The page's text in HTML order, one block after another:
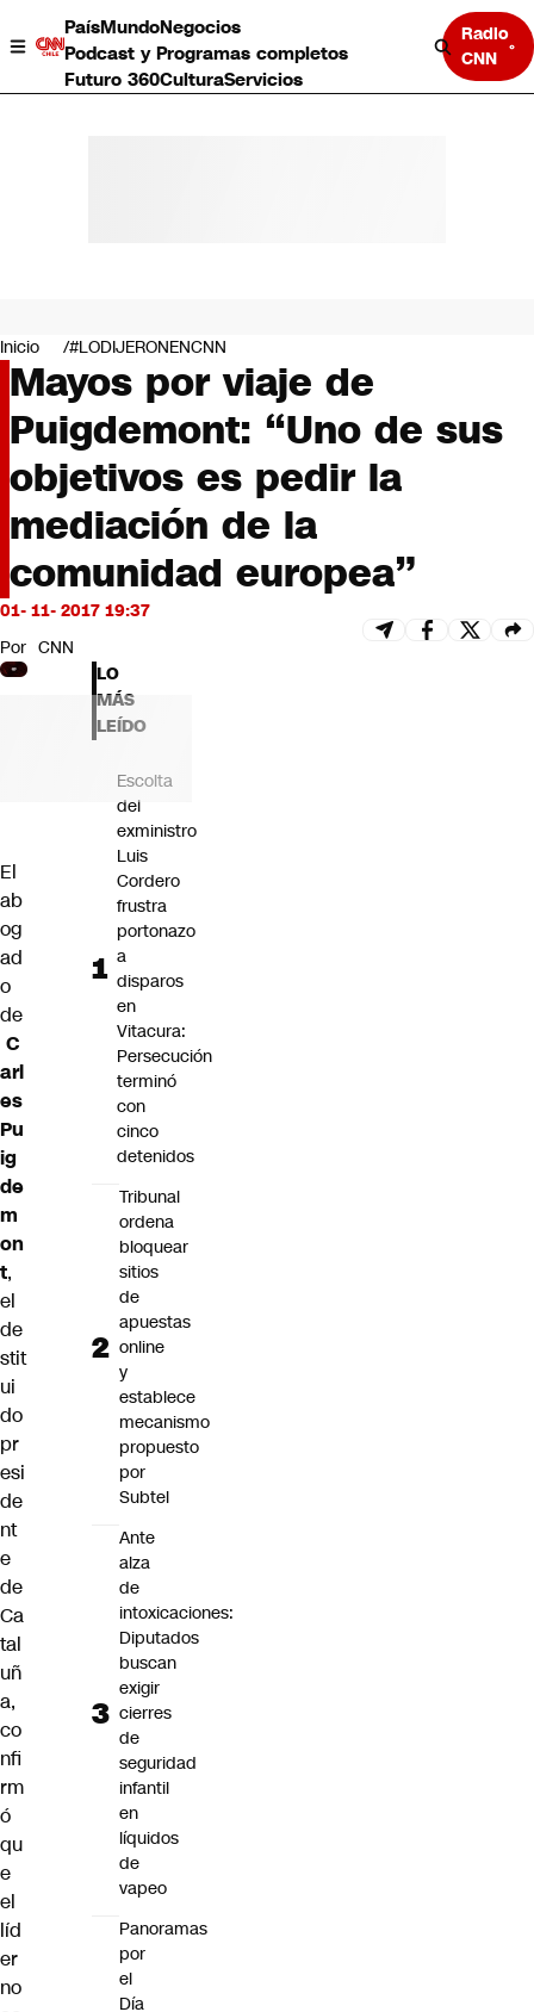
PaísMundoNegocios
Podcast y Programas completos
Futuro 360CulturaServicios
Radio
CNN
Negocios
Deportes
Programas completos
Cultura
Servicios
Bits
CNN Data
CNN tiempo
Opinión
Inicio #LODIJERONENCNN
Mayos por viaje de
Puigdemont: “Uno de sus
objetivos es pedir la
mediación de la
comunidad europea”
01- 11- 2017 19:37
Por CNN
El
ab
og
ad
o
de
C
arl
es
Pu
ig
de
m
on
t,
el
de
stit
ui
do
pr
esi
de
nt
e
de
Ca
tal
uñ
a,
co
nfi
rm
ó
qu
e
el
líd
er
no
LO
MÁS
LEÍDO
Escolta
del
exministro
Luis
Cordero
frustra
portonazo
a
disparos
en
Vitacura:
Persecución
terminó
con
cinco
detenidos
Tribunal
ordena
bloquear
sitios
de
apuestas
online
y
establece
mecanismo
propuesto
por
Subtel
Ante
alza
de
intoxicaciones:
Diputados
buscan
exigir
cierres
de
seguridad
infantil
en
líquidos
de
vapeo
Panoramas
por
el
Día